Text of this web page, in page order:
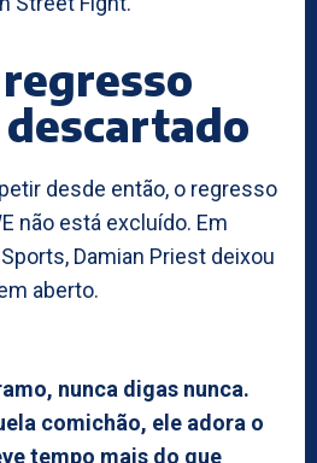
desde então, o regresso
não está excluído. Em
Damian Priest deixou
aberto.
nunca digas nunca.
comichão, ele adora o
tempo mais do que